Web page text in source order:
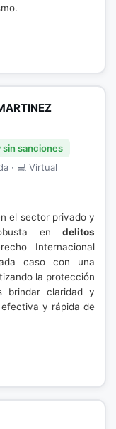
sanciones
· 💻 Virtual
el sector privado y
en delitos
Internacional
caso con una
la protección
brindar claridad y
y rápida de